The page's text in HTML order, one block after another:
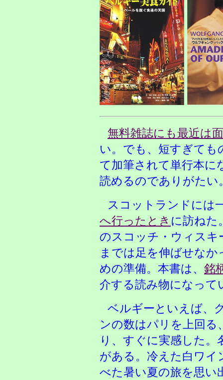
無料雑誌にも最近は
い。でも、短すぎて
て加筆されて単行本に
読めるのでありがたい
スコットランドには
へ行ったとき に訪ねた
のスコッチ・ウィスキ
までは足を伸ばせな
めの準備。本書は、 銘
介する読み物になって
ベルギーといえば、
ンの数はパリを上回
り、すぐに実感した。
がある。冷えた白ワイ
べた暑い夏の旅を思い